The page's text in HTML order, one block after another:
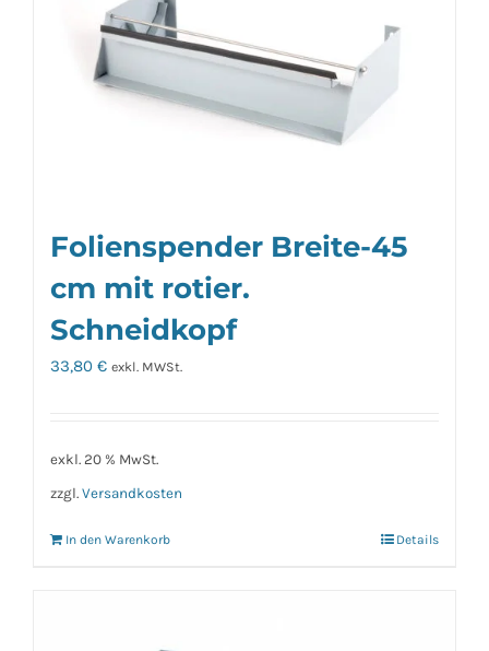
Folienspender Breite-45
cm mit rotier.
Schneidkopf
33,80 € exkl. MWSt.
exkl. 20 % MwSt.
zzgl. Versandkosten
In den Warenkorb Details